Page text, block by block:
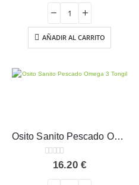
AÑADIR AL CARRITO
Osito Sanito Pescado Omega 3 Tongil 50 perlas
out of 5
16.20 €